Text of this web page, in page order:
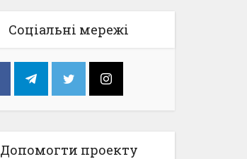
Соціальні мережі
Допомогти проекту